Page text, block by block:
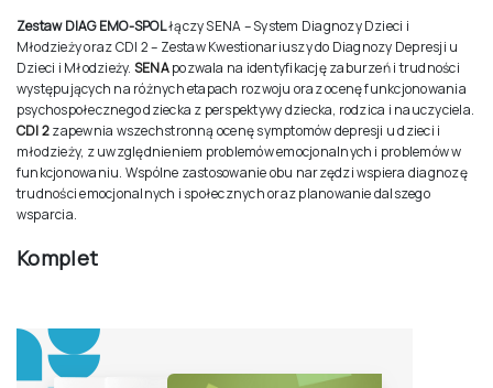
Zestaw DIAG EMO-SPOLłączy SENA – System Diagnozy Dzieci i
Młodzieży oraz CDI 2 – Zestaw Kwestionariuszy do Diagnozy Depresji u
Dzieci i Młodzieży. SENApozwala na identyfikację zaburzeń i trudności
występujących na różnych etapach rozwoju oraz ocenę funkcjonowania
psychospołecznego dziecka z perspektywy dziecka, rodzica i nauczyciela.
CDI 2zapewnia wszechstronną ocenę symptomów depresji u dzieci i
młodzieży, z uwzględnieniem problemów emocjonalnych i problemów w
funkcjonowaniu. Wspólne zastosowanie obu narzędzi wspiera diagnozę
trudności emocjonalnych i społecznych oraz planowanie dalszego
wsparcia.
Komplet